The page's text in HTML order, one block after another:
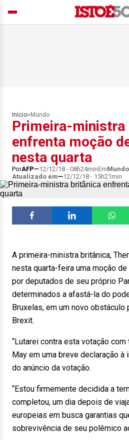
Início> Mundo
Primeira-ministra
enfrenta moção
nesta quarta
PorAFP 12/12/18 - 08h24minEmMundo
Atualizado em
12/12/18 - 15h21min
A primeira-ministra britânica,
nesta quarta-feira uma moção
por deputados de seu próprio
determinados a afastá-la do
Bruxelas, em um novo
Brexit.
“Lutarei contra esta votação
May em uma breve declaração à
do anúncio da votação.
“Estou firmemente decidida a
completou, um dia depois de
europeias em busca garantias
sobrevivência de seu polêmico